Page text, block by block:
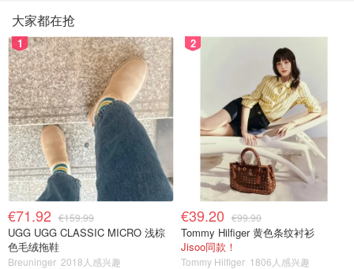
大家都在抢
1
€71.92 €159.99
UGG UGG CLASSIC MICRO 浅棕
色毛绒拖鞋
Breuninger 2018人感兴趣
2
€39.20 €99.90
Tommy Hilfiger 黄色条纹衬衫
Jisoo同款！
Tommy Hilfiger 1806人感兴趣